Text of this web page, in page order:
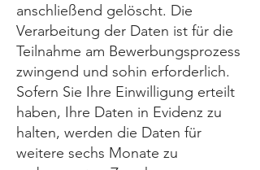
anschließend gelöscht. Die
Verarbeitung der Daten ist für die
Teilnahme am Bewerbungsprozess
zwingend und sohin erforderlich.
Sofern Sie Ihre Einwilligung erteilt
haben, Ihre Daten in Evidenz zu
halten, werden die Daten für
weitere sechs Monate zu